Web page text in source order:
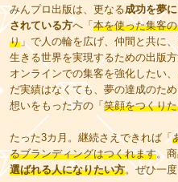
みんプロ出版は、 更なる成功を夢
されている方へ 「 本を使った集客
り」 で人の輪を広げ、仲間と共に
生きる世界を実現するための出版方
オンラインでの集客を強化したい
だ実績はなくても、夢の達成のた
想いをもった方の 「 笑顔をつくり
たった3カ月。継続さえできれば「
るブランディングはつくれます。
選ばれる人になりたい方。ぜひ一